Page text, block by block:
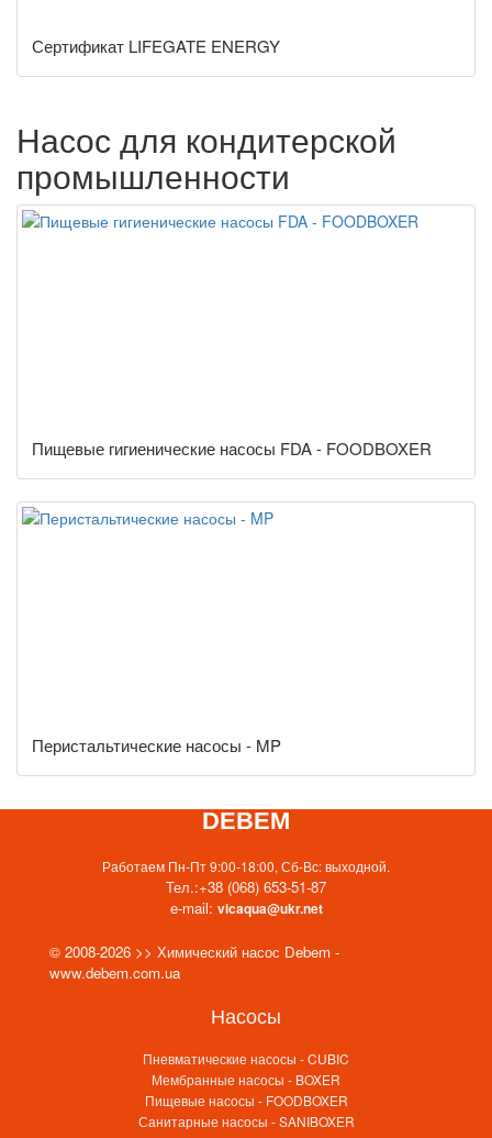
Сертификат LIFEGATE ENERGY
Насос для кондитерской
промышленности
Пищевые гигиенические насосы FDA - FOODBOXER
Перистальтические насосы - MP
DEBEM
Работаем Пн-Пт 9:00-18:00, Сб-Вс: выходной.
Тел.:+38 (068) 653-51-87
e-mail: vicaqua@ukr.net
© 2008-2026 >> Химический насос Debem -
www.debem.com.ua
Насосы
Пневматические насосы - CUBIC
Мембранные насосы - BOXER
Пищевые насосы - FOODBOXER
Санитарные насосы - SANIBOXER